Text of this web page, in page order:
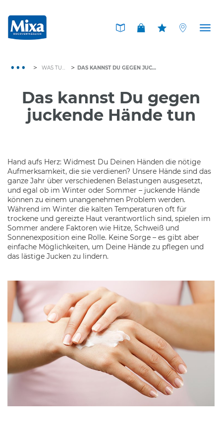
> WAS TUN BEI EMPFINDLICHER HAUT > DAS KANNST DU GEGEN JUCKENDE HÄNDE TUN
Das kannst Du gegen
juckende Hände tun
Hand aufs Herz: Widmest Du Deinen Händen die nötige
Aufmerksamkeit, die sie verdienen? Unsere Hände sind das
ganze Jahr über verschiedenen Belastungen ausgesetzt,
und egal ob im Winter oder Sommer – juckende Hände
können zu einem unangenehmen Problem werden.
Während im Winter die kalten Temperaturen oft für
trockene und gereizte Haut verantwortlich sind, spielen im
Sommer andere Faktoren wie Hitze, Schweiß und
Sonnenexposition eine Rolle. Keine Sorge – es gibt aber
einfache Möglichkeiten, um Deine Hände zu pflegen und
das lästige Jucken zu lindern.